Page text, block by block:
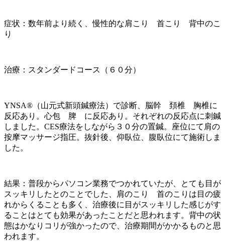
症状：数年前より続く、慢性的な肩こり 首こり 背中のこ
り
治療：スタンダードコース（６０分）
YNSA®（山元式新頭鍼療法）で診断、脳幹 頚椎 胸椎に
反応あり。心包 脾 に反応あり。それぞれの反応点に刺鍼
しました。CES療法をしながら３０分の置鍼。座位にて肩の
按摩マッサージ指圧。抜針後、仰臥位、腹臥位にて施術しま
した。
結果：普段からパソコン業務でつかれていたが、とても目が
スッキリしたとのことでした、肩のこり 首のこりは目の疲
れからくることも多く、治療後に目がスッキリした感じがす
ることはとても効果があったことだと思われます。背中の状
態はかなりコリが強かったので、治療期間がかかるものと思
われます。